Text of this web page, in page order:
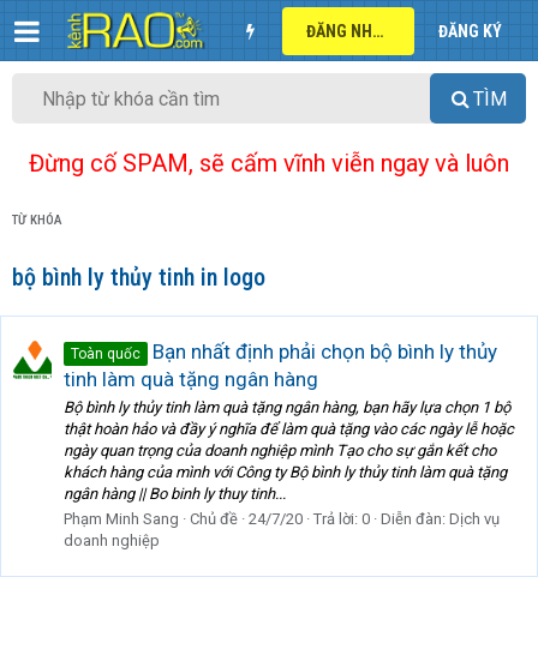
ĐĂNG NHẬP ĐĂNG KÝ
TÌM
Đừng cố SPAM, sẽ cấm vĩnh viễn ngay và luôn
TỪ KHÓA
bộ bình ly thủy tinh in logo
Toàn quốc
Bạn nhất định phải chọn bộ bình ly thủy
tinh làm quà tặng ngân hàng
Bộ bình ly thủy tinh làm quà tặng ngân hàng, bạn hãy lựa chọn 1 bộ
thật hoàn hảo và đầy ý nghĩa để làm quà tặng vào các ngày lễ hoặc
ngày quan trọng của doanh nghiệp mình Tạo cho sự gắn kết cho
khách hàng của mình với Công ty Bộ bình ly thủy tinh làm quà tặng
ngân hàng || Bo binh ly thuy tinh...
Phạm Minh Sang
Chủ đề 24/7/20 Trả lời: 0 Diễn đàn: Dịch vụ
doanh nghiệp